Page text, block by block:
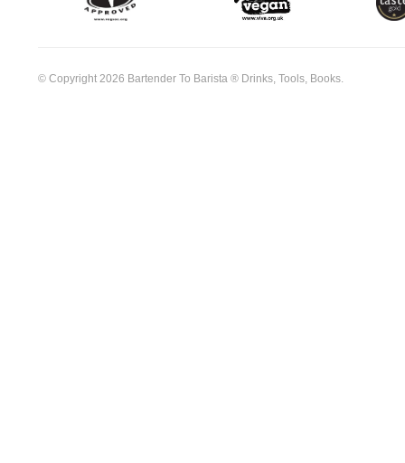
© Copyright 2026 Bartender To Barista ® Drinks, Tools, Books.